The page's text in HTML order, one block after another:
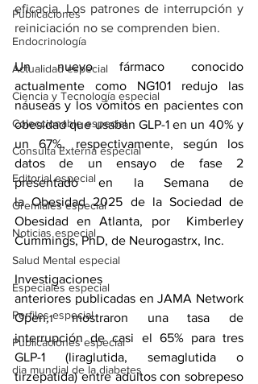
Publicaciones
Endocrinología
Actualidad especial
Ciencia y Tecnología especial
Coleccionable especial
Consulta Externa especial
Editorial especial
Gremiales especial
Noticias especial
Salud Mental especial
Especiales especial
Perfiles especial
Publicaciones especial
dia mundial de la diabetes
eficacia. Los patrones de interrupción y
reiniciación no se comprenden bien.
Un nuevo fármaco conocido
actualmente como NG101 redujo las
náuseas y los vómitos en pacientes con
obesidad que usaban GLP-1 en un 40% y
un 67%, respectivamente, según los
datos de un ensayo de fase 2
presentado en la Semana de
la Obesidad 2025 de la Sociedad de
Obesidad en Atlanta, por  Kimberley
Cummings, PhD, de Neurogastrx, Inc.
Investigaciones
anteriores publicadas en JAMA Network
Open,1 mostraron una tasa de
interrupción de casi el 65% para tres
GLP-1 (liraglutida, semaglutida o
tirzepatida) entre adultos con sobrepeso